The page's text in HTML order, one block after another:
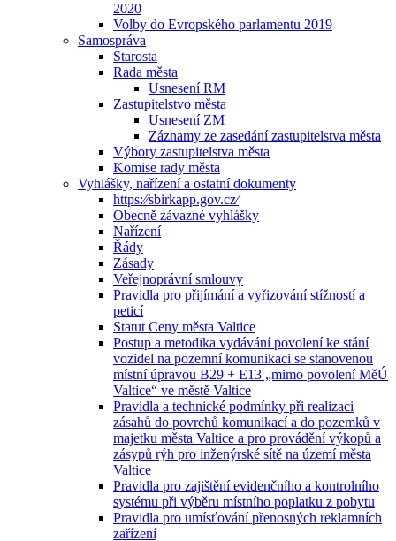
2020
Volby do Evropského parlamentu 2019
Samospráva
Starosta
Rada města
Usnesení RM
Zastupitelstvo města
Usnesení ZM
Záznamy ze zasedání zastupitelstva města
Výbory zastupitelstva města
Komise rady města
Vyhlášky, nařízení a ostatní dokumenty
https:⁄⁄sbirkapp.gov.cz⁄
Obecně závazné vyhlášky
Nařízení
Řády
Zásady
Veřejnoprávní smlouvy
Pravidla pro přijímání a vyřizování stížností a
peticí
Statut Ceny města Valtice
Postup a metodika vydávání povolení ke stání
vozidel na pozemní komunikaci se stanovenou
místní úpravou B29 + E13 „mimo povolení MěÚ
Valtice“ ve městě Valtice
Pravidla a technické podmínky při realizaci
zásahů do povrchů komunikací a do pozemků v
majetku města Valtice a pro provádění výkopů a
zásypů rýh pro inženýrské sítě na území města
Valtice
Pravidla pro zajištění evidenčního a kontrolního
systému při výběru místního poplatku z pobytu
Pravidla pro umísťování přenosných reklamních
zařízení